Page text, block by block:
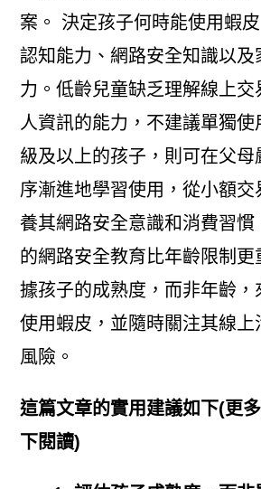
案。 決定孩子何時能使用蝦
認知能力、網路安全知識以及
力。低齡兒童缺乏理解線上交
人資訊的能力，不建議單獨使
級及以上的孩子，則可在父母
序漸進地學習使用，從小額交
養其網路安全意識和消費習慣
的網路安全教育比年齡限制更
據孩子的成熟度，而非年齡，
使用蝦皮，並隨時關注其線上
風險。
這篇文章的實用建議如下(更
下閱讀)